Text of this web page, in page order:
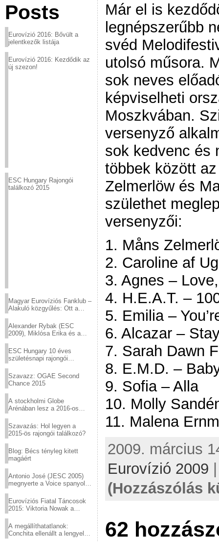
Posts
Eurovízió 2016: Bővült a
jelentkezők listája
Eurovízió 2016: Kezdődik az
új szezon!
ESC Hungary Rajongói
találkozó 2015
Magyar Eurovíziós Fanklub –
Alakuló közgyűlés: Ott a
Alexander Rybak (ESC
2009), Miklósa Erika és a
sztárjai a Margitszigeten
ESC Hungary 10 éves
születésnapi rajongói
Szavazz: OGAE Second
Chance 2015
A stockholmi Globe
Arénában lesz a 2016-os
Szavazás: Hol legyen a
2015-ös rajongói találkozó?
Blog: Bécs tényleg kitett
magáért
Antonio José (JESC 2005)
megnyerte a Voice spanyol
Eurovíziós Fiatal Táncosok
2015: Viktoria Nowak a
A megállíthatatlanok:
Conchita ellenállt a lengyel
Már el is
legnépszerűbb
svéd
utolsó műsora.
sok neves
képviselheti
Moszkvában.
versenyző
sok kedvenc és
többek között
Zelmerlöw és
születhet
versenyzői:
1. Måns
2. Caroline af
3. Agnes –
4. H.E.A.T. –
5. Emilia –
6. Alcazar –
7. Sarah Dawn
8. E.M.D. –
9. Sofia – Alla
10. Molly
11. Malena
2009. március
Eurovízió 2009
(Hozzászólás
62